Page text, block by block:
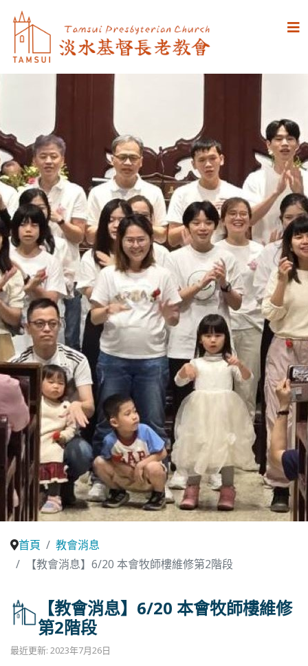
首頁
教會消息
【教會消息】6/20 本會牧師樓維修第2階段
【教會消息】6/20 本會牧師樓維修
第2階段
最近更新: 2023年7月26日